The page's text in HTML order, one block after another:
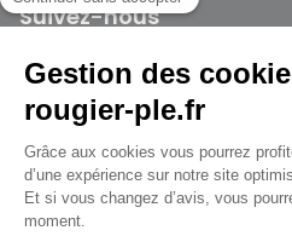
ouvert à 10:00
Suivez-nous
Rougier et Plé 2024 Copyright